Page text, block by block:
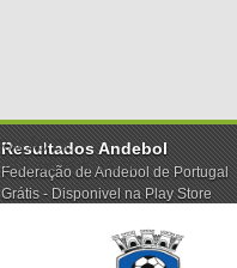
Resultados Andebol
Federação de Andebol de Portugal
Grátis - Disponivel na Play Store